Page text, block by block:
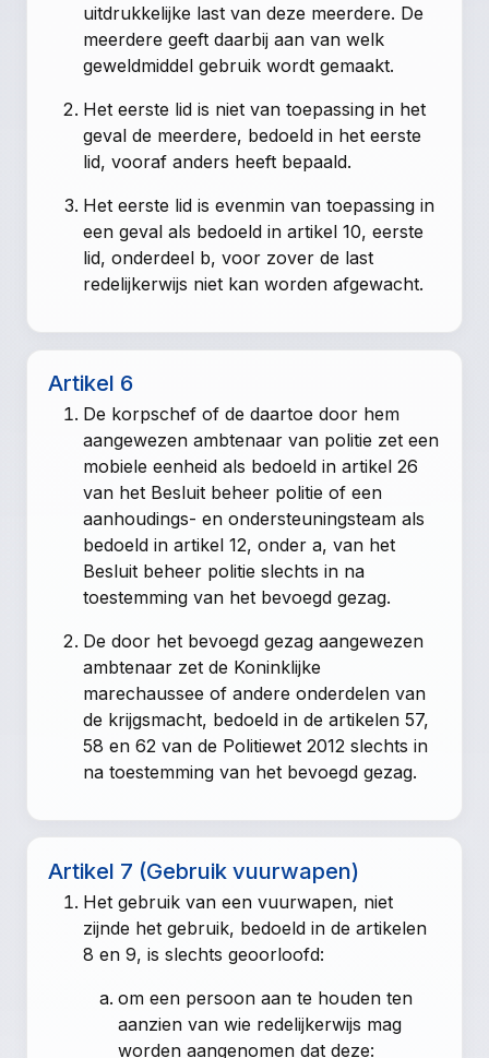
uitdrukkelijke last van deze meerdere. De
meerdere geeft daarbij aan van welk
geweldmiddel gebruik wordt gemaakt.
Het eerste lid is niet van toepassing in het
geval de meerdere, bedoeld in het eerste
lid, vooraf anders heeft bepaald.
Het eerste lid is evenmin van toepassing in
een geval als bedoeld inartikel 10, eerste
lid, onderdeel b, voor zover de last
redelijkerwijs niet kan worden afgewacht.
Artikel 6
De korpschef of de daartoe door hem
aangewezen ambtenaar van politie zet een
mobiele eenheid als bedoeld in artikel 26
van het Besluit beheer politie of een
aanhoudings- en ondersteuningsteam als
bedoeld in artikel 12, onder a, van het
Besluit beheer politie slechts in na
toestemming van het bevoegd gezag.
De door het bevoegd gezag aangewezen
ambtenaar zet de Koninklijke
marechaussee of andere onderdelen van
de krijgsmacht, bedoeld in deartikelen 57,
58 en62 van de Politiewet 2012 slechts in
na toestemming van het bevoegd gezag.
Artikel 7 (Gebruik vuurwapen)
Het gebruik van een vuurwapen, niet
zijnde het gebruik, bedoeld in deartikelen
8 en9, is slechts geoorloofd:
om een persoon aan te houden ten
aanzien van wie redelijkerwijs mag
worden aangenomen dat deze: